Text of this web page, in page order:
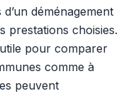
déménagement
prestations choisies.
utile pour comparer
comme à
peuvent